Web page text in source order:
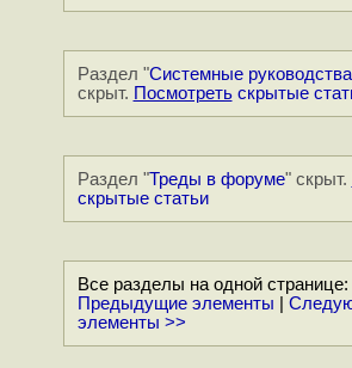
Раздел "Системные
скрыт. Посмотретьскрытые
Раздел "Треды в форуме" скрыт.
скрытые статьи
Все разделы на одной странице:
Предыдущие элементы
элементы >>